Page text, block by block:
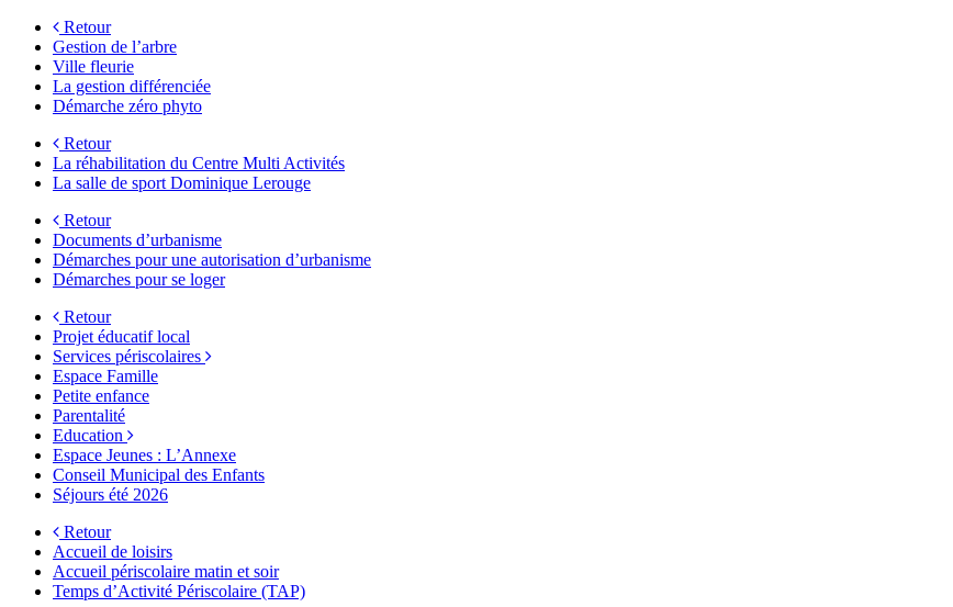
Retour
Gestion de l’arbre
Ville fleurie
La gestion différenciée
Démarche zéro phyto
Retour
La réhabilitation du Centre Multi Activités
La salle de sport Dominique Lerouge
Retour
Documents d’urbanisme
Démarches pour une autorisation d’urbanisme
Démarches pour se loger
Retour
Projet éducatif local
Services périscolaires
Espace Famille
Petite enfance
Parentalité
Education
Espace Jeunes : L’Annexe
Conseil Municipal des Enfants
Séjours été 2026
Retour
Accueil de loisirs
Accueil périscolaire matin et soir
Temps d’Activité Périscolaire (TAP)